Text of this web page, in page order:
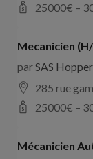
25000€ –
Mecanicien
parSAS Hopper
285 rue
25000€ –
Mécanicien